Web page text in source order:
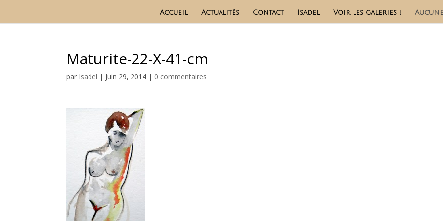
Accueil Actualités Contact Isadel Voir les galeries !
Maturite-22-X-41-cm
par Isadel | Juin 29, 2014 | 0 commentaires